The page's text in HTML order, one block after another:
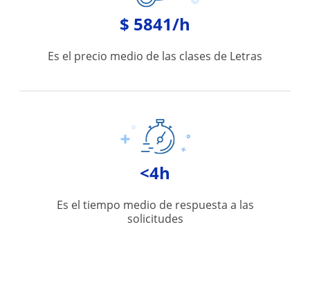
$ 5841/h
Es el precio medio de las clases de Letras
<4h
Es el tiempo medio de respuesta a las
solicitudes